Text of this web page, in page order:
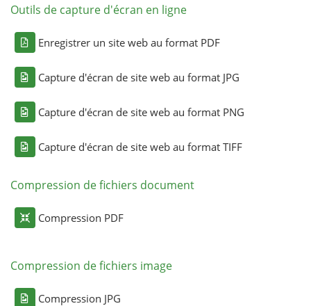
Outils de capture d'écran en ligne
Enregistrer un site web au format PDF
Capture d'écran de site web au format JPG
Capture d'écran de site web au format PNG
Capture d'écran de site web au format TIFF
Compression de fichiers document
Compression PDF
Compression de fichiers image
Compression JPG